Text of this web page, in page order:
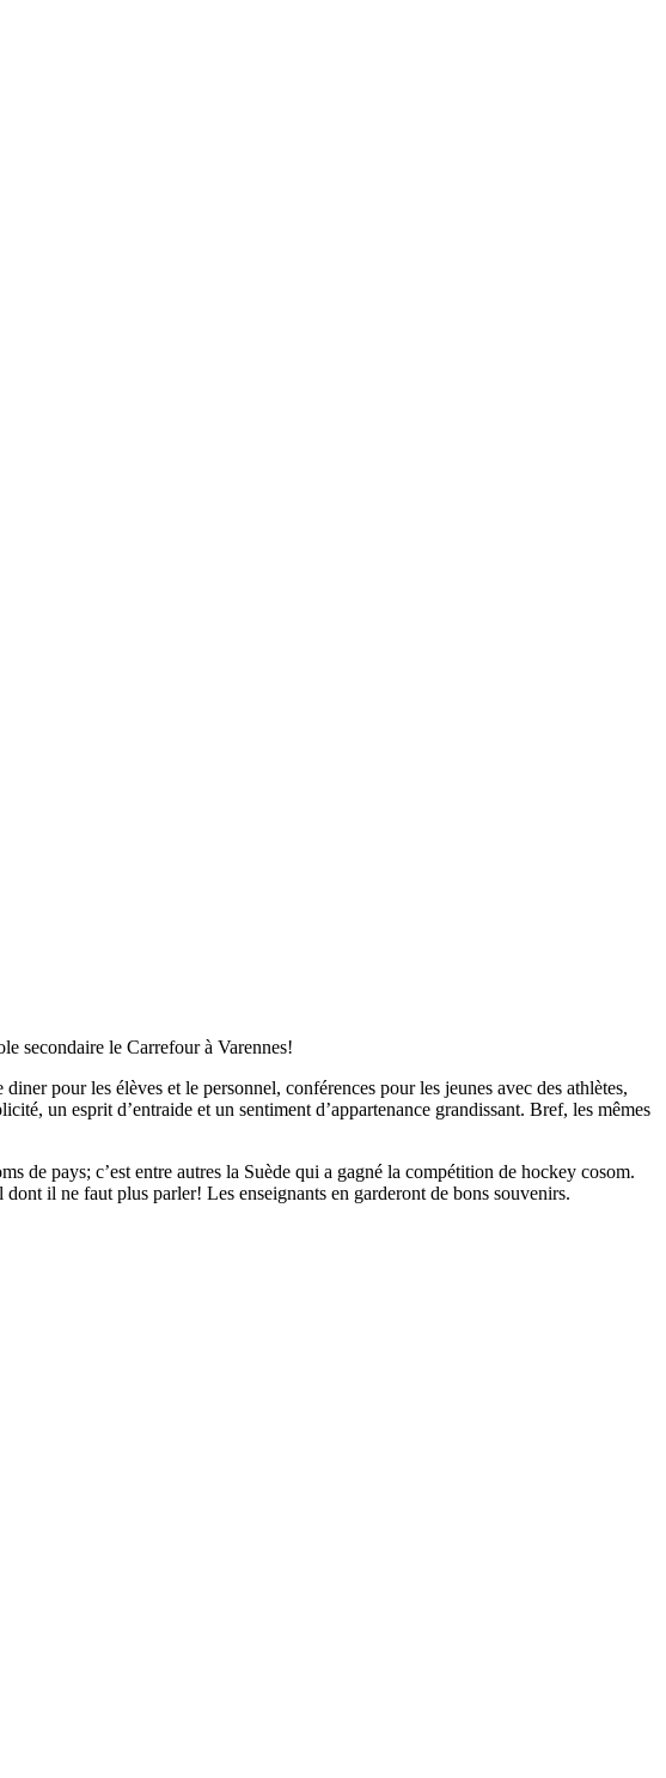
secondaire le Carrefour à Varennes!
pour les élèves et le personnel, conférences pour les jeunes avec des athlètes,
un esprit d’entraide et un sentiment d’appartenance grandissant. Bref, les mêmes
de pays; c’est entre autres la Suède qui a gagné la compétition de hockey cosom.
il ne faut plus parler! Les enseignants en garderont de bons souvenirs.